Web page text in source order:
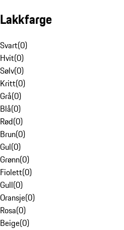
Lakkfarge
Svart(0)
Hvit(0)
Sølv(0)
Kritt(0)
Grå(0)
Blå(0)
Rød(0)
Brun(0)
Gul(0)
Grønn(0)
Fiolett(0)
Gull(0)
Oransje(0)
Rosa(0)
Beige(0)